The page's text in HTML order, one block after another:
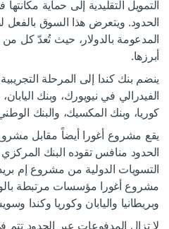
التمويل التقليدية إلى حماية
الحدود. ويتعرض هذا السوق
أبرزها.
ينضم بنك كندا إلى المرحلة
الفيدرالي في نيويورك، وبنك
كوريا، وبنك المكسيك، والبنك
يقع مشروع أغورا أيضاً مقابل
الحدود منافس تقوده البنك
مشروع أغورا مؤسسات مرتبطة
وبريطانيا واليابان وكوريا وكندا